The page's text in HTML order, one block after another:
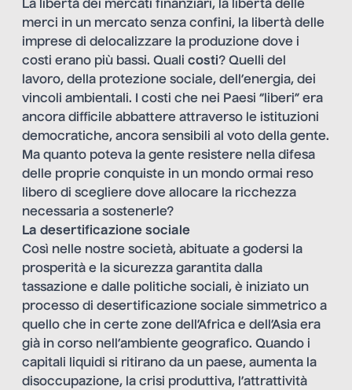
La libertà dei mercati finanziari, la libertà delle
merci in un mercato senza confini, la libertà delle
imprese di delocalizzare la produzione dove i
costi erano più bassi. Quali costi? Quelli del
lavoro, della protezione sociale, dell’energia, dei
vincoli ambientali. I costi che nei Paesi “liberi” era
ancora difficile abbattere attraverso le istituzioni
democratiche, ancora sensibili al voto della gente.
Ma quanto poteva la gente resistere nella difesa
delle proprie conquiste in un mondo ormai reso
libero di scegliere dove allocare la ricchezza
necessaria a sostenerle?
La desertificazione sociale
Così nelle nostre società, abituate a godersi la
prosperità e la sicurezza garantita dalla
tassazione e dalle politiche sociali, è iniziato un
processo di desertificazione sociale simmetrico a
quello che in certe zone dell’Africa e dell’Asia era
già in corso nell’ambiente geografico. Quando i
capitali liquidi si ritirano da un paese, aumenta la
disoccupazione, la crisi produttiva, l’attrattività